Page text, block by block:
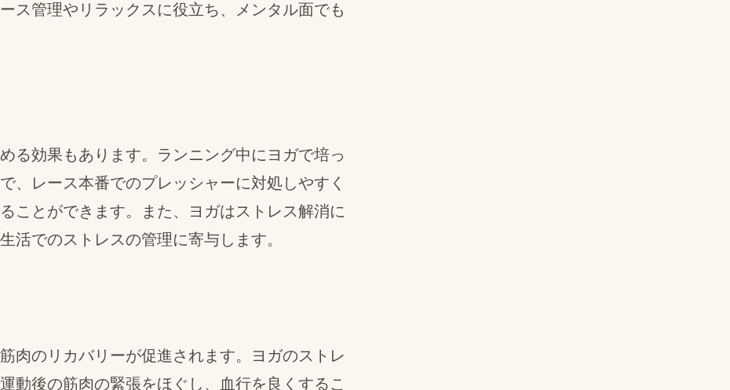
ス管理やリラックスに役立ち、メンタル面でも
る効果もあります。ランニング中にヨガで培っ
、レース本番でのプレッシャーに対処しやすく
ことができます。また、ヨガはストレス解消に
活でのストレスの管理に寄与します。
肉のリカバリーが促進されます。ヨガのストレ
動後の筋肉の緊張をほぐし、血行を良くするこ